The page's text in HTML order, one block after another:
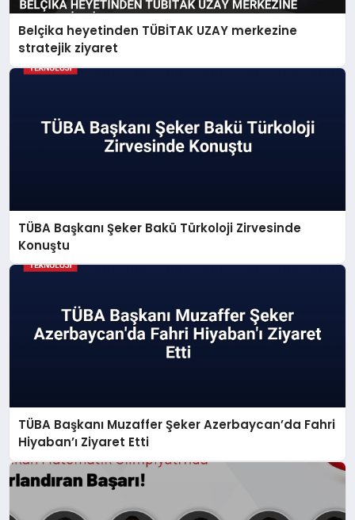
Belçika heyetinden TÜBİTAK UZAY merkezine
stratejik ziyaret
TÜBA Başkanı Şeker Bakü Türkoloji Zirvesinde
Konuştu
TÜBA Başkanı Muzaffer Şeker Azerbaycan’da Fahri
Hiyaban’ı Ziyaret Etti